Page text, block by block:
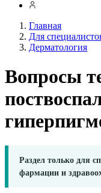
Главная
Для
Дерматология
Вопросы
Раздел только для
фармации и